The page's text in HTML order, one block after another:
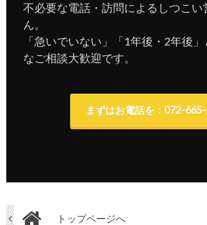
不必要な電話・訪問によるしつこい
ん。
「急いでいない」「1年後・2年後
なご相談大歓迎です。
まずはお電話を：072-
トップページへ